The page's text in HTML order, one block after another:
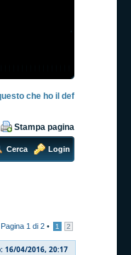
che ho il def
Stampa pagina
Cerca Login
Pagina 1 di 2 • 1 2
16/04/2016, 20:17